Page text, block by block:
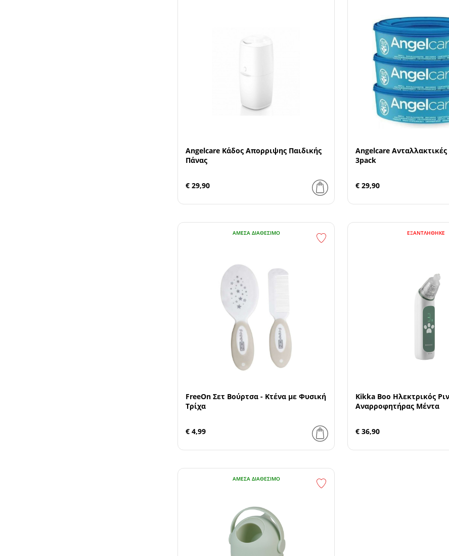
Angelcare Κάδος Απορριψης Παιδικής
Πάνας
€ 29,90
Angelcare Ανταλλακτικές
3pack
€ 29,90
ΆΜΕΣΑ ΔΙΑΘΈΣΙΜΟ
FreeOn Σετ Βούρτσα - Κτένα με Φυσική
Τρίχα
€ 4,99
ΕΞΑΝΤΛΉΘΗΚΕ
Kikka Boo Ηλεκτρικός
Αναρροφητήρας Μέντα
€ 36,90
ΆΜΕΣΑ ΔΙΑΘΈΣΙΜΟ